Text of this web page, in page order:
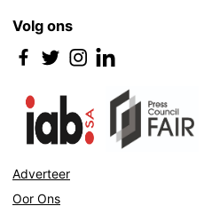
Volg ons
Adverteer
Oor Ons